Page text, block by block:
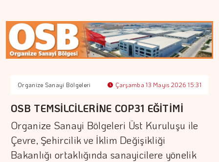
Organize Sanayi Bölgeleri Çarşamba 13 Mayıs 2026 15:31
OSB TEMSİLCİLERİNE COP31 EĞİTİMİ
Organize Sanayi Bölgeleri Üst Kuruluşu ile
Çevre, Şehircilik ve İklim Değişikliği
Bakanlığı ortaklığında sanayicilere yönelik